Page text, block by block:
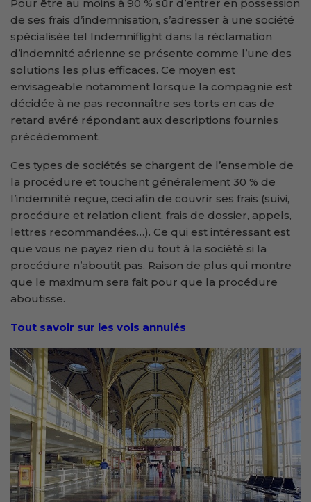
Pour être au moins à 90 % sûr d’entrer en possession
de ses frais d’indemnisation, s’adresser à une société
spécialisée tel Indemniflight dans la réclamation
d’indemnité aérienne se présente comme l’une des
solutions les plus efficaces. Ce moyen est
envisageable notamment lorsque la compagnie est
décidée à ne pas reconnaître ses torts en cas de
retard avéré répondant aux descriptions fournies
précédemment.
Ces types de sociétés se chargent de l’ensemble de
la procédure et touchent généralement 30 % de
l’indemnité reçue, ceci afin de couvrir ses frais (suivi,
procédure et relation client, frais de dossier, appels,
lettres recommandées…). Ce qui est intéressant est
que vous ne payez rien du tout à la société si la
procédure n’aboutit pas. Raison de plus qui montre
que le maximum sera fait pour que la procédure
aboutisse.
Tout savoir sur les vols annulés